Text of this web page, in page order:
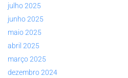
julho 2025
junho 2025
maio 2025
abril 2025
março 2025
dezembro 2024